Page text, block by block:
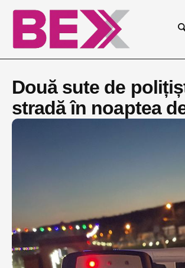
Două sute de
stradă în noaptea